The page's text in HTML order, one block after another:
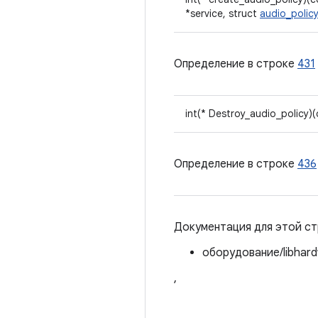
*service, struct audio_policy
Определение в строке 431
int(*
Определение в строке 436
Документация для этой
оборудование/
,